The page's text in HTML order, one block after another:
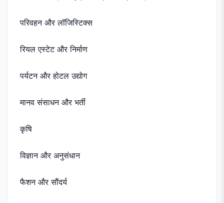
परिवहन और लॉजिस्टिक्स
रियल एस्टेट और निर्माण
पर्यटन और होटल उद्योग
मानव संसाधन और भर्ती
कृषि
विज्ञान और अनुसंधान
फैशन और सौंदर्य